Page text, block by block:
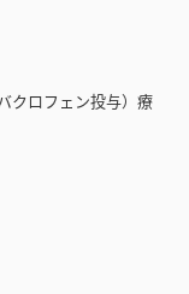
ロフェン投与）療